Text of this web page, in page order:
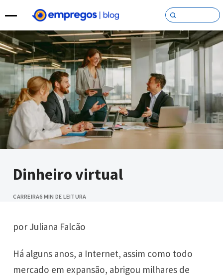
Pular para o conteúdo
Dinheiro virtual
CARREIRA6 MIN DE LEITURA
por Juliana Falcão
Há alguns anos, a Internet, assim como todo
mercado em expansão, abrigou milhares de